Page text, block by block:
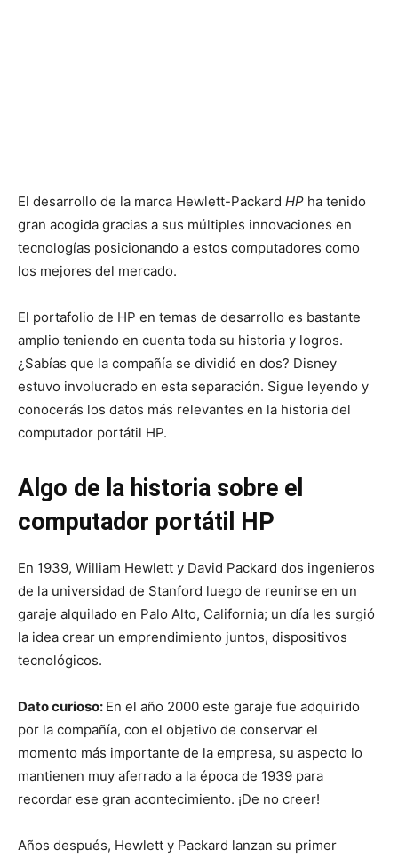
El desarrollo de la marca Hewlett-Packard HP ha tenido
gran acogida gracias a sus múltiples innovaciones en
tecnologías posicionando a estos computadores como
los mejores del mercado.
El portafolio de HP en temas de desarrollo es bastante
amplio teniendo en cuenta toda su historia y logros.
¿Sabías que la compañía se dividió en dos? Disney
estuvo involucrado en esta separación. Sigue leyendo y
conocerás los datos más relevantes en la historia del
computador portátil HP.
Algo de la historia sobre el
computador portátil HP
En 1939, William Hewlett y David Packard dos ingenieros
de la universidad de Stanford luego de reunirse en un
garaje alquilado en Palo Alto, California; un día les surgió
la idea crear un emprendimiento juntos, dispositivos
tecnológicos.
Dato curioso: En el año 2000 este garaje fue adquirido
por la compañía, con el objetivo de conservar el
momento más importante de la empresa, su aspecto lo
mantienen muy aferrado a la época de 1939 para
recordar ese gran acontecimiento. ¡De no creer!
Años después, Hewlett y Packard lanzan su primer